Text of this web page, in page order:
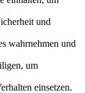
und
wahrnehmen und
um
einsetzen.